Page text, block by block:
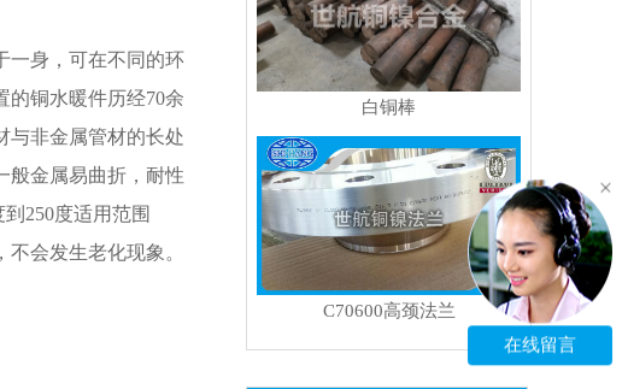
身，可在不同的环
的铜水暖件历经70余
与非金属管材的长处
般金属易曲折，耐性
250度适用范围
会发生老化现象。
白铜棒
C70600高颈法兰
在线留言